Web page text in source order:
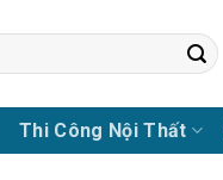
Thi Công Nội Thất